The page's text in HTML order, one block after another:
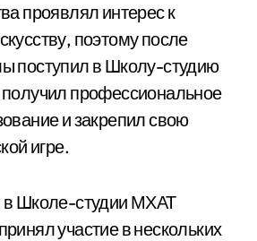
проявлял интерес к
поэтому после
поступил в Школу-студию
профессиональное
и закрепил свою
игре.
в Школе-студии МХАТ
участие в нескольких